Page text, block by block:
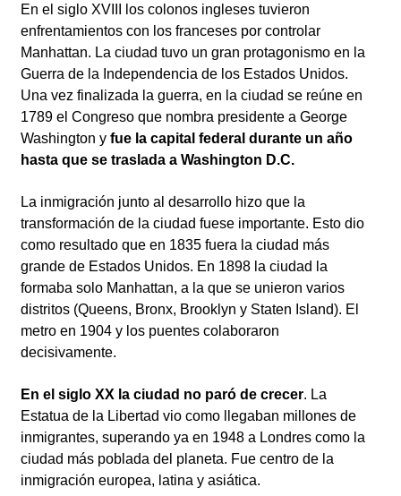
En el siglo XVIII los colonos ingleses tuvieron
enfrentamientos con los franceses por controlar
Manhattan. La ciudad tuvo un gran protagonismo en la
Guerra de la Independencia de los Estados Unidos.
Una vez finalizada la guerra, en la ciudad se reúne en
1789 el Congreso que nombra presidente a George
Washington y fue la capital federal durante un año
hasta que se traslada a Washington D.C.
La inmigración junto al desarrollo hizo que la
transformación de la ciudad fuese importante. Esto dio
como resultado que en 1835 fuera la ciudad más
grande de Estados Unidos. En 1898 la ciudad la
formaba solo Manhattan, a la que se unieron varios
distritos (Queens, Bronx, Brooklyn y Staten Island). El
metro en 1904 y los puentes colaboraron
decisivamente.
En el siglo XX la ciudad no paró de crecer. La
Estatua de la Libertad vio como llegaban millones de
inmigrantes, superando ya en 1948 a Londres como la
ciudad más poblada del planeta. Fue centro de la
inmigración europea, latina y asiática.